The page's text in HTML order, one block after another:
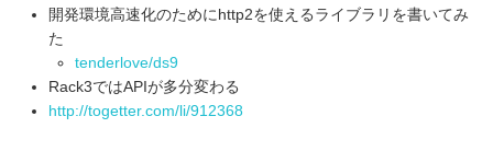
開発環境高速化のためにhttp2を使えるライブラリを書いてみ
た
tenderlove/ds9
Rack3ではAPIが多分変わる
http://togetter.com/li/912368